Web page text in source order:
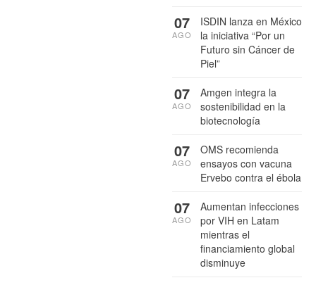
ISDIN lanza en México
la iniciativa “Por un
Futuro sin Cáncer de
Piel”
07
AGO
Amgen integra la
sostenibilidad en la
biotecnología
07
AGO
OMS recomienda
ensayos con vacuna
Ervebo contra el ébola
07
AGO
Aumentan infecciones
por VIH en Latam
mientras el
financiamiento global
disminuye
07
AGO